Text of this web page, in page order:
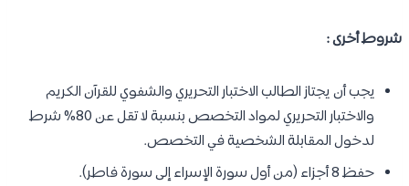
شروط أخرى :
يجب أن يجتاز الطالب الاختبار التحريري والشفوي للقرآن الكريم
والاختبار التحريري لمواد التخصص بنسبة لا تقل عن 80% شرط
لدخول المقابلة الشخصية في التخصص.
حفظ 8 أجزاء (من أول سورة الإسراء إلى سورة فاطر).